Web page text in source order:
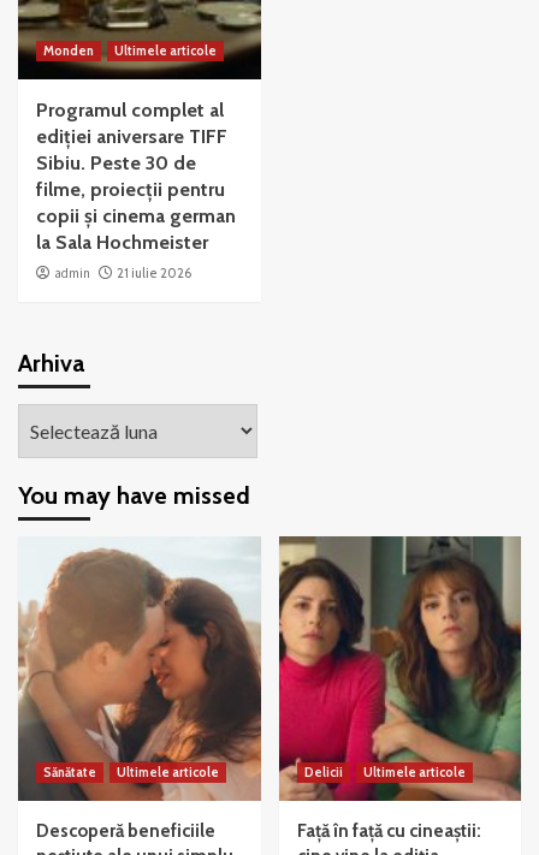
Monden Ultimele articole
Programul complet al
ediției aniversare TIFF
Sibiu. Peste 30 de
filme, proiecții pentru
copii și cinema german
la Sala Hochmeister
admin 21 iulie 2026
Arhiva
You may have missed
Sănătate Ultimele articole
Descoperă beneficiile
Delicii Ultimele articole
Față în față cu cineaștii: